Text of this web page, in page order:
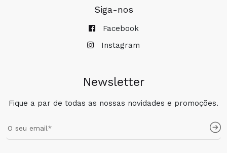
Siga-nos
Facebook
Instagram
Newsletter
Fique a par de todas as nossas novidades e promoções.